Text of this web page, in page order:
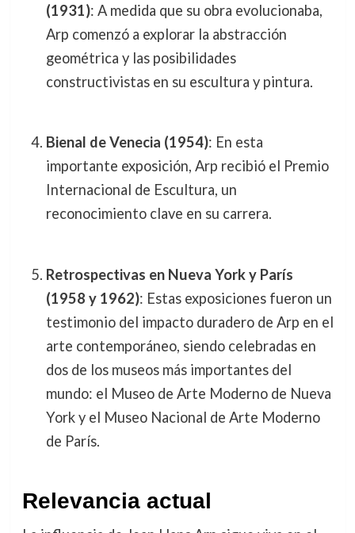
(1931): A medida que su obra evolucionaba,
Arp comenzó a explorar la abstracción
geométrica y las posibilidades
constructivistas en su escultura y pintura.
Bienal de Venecia (1954): En esta
importante exposición, Arp recibió el Premio
Internacional de Escultura, un
reconocimiento clave en su carrera.
Retrospectivas en Nueva York y París
(1958 y 1962): Estas exposiciones fueron un
testimonio del impacto duradero de Arp en el
arte contemporáneo, siendo celebradas en
dos de los museos más importantes del
mundo: el Museo de Arte Moderno de Nueva
York y el Museo Nacional de Arte Moderno
de París.
Relevancia actual